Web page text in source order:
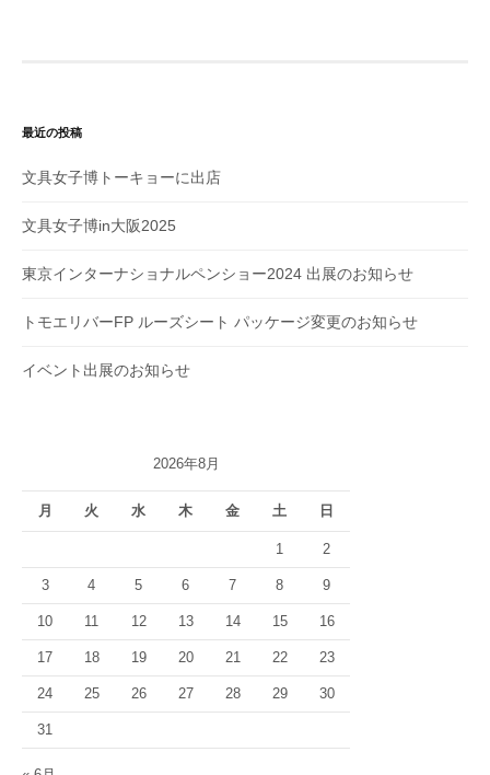
ョ
ン
最近の投稿
文具女子博トーキョーに出店
文具女子博in大阪2025
東京インターナショナルペンショー2024 出展のお知らせ
トモエリバーFP ルーズシート パッケージ変更のお知らせ
イベント出展のお知らせ
2026年8月
月 火 水 木 金 土 日
1 2
3 4 5 6 7 8 9
10 11 12 13 14 15 16
17 18 19 20 21 22 23
24 25 26 27 28 29 30
31